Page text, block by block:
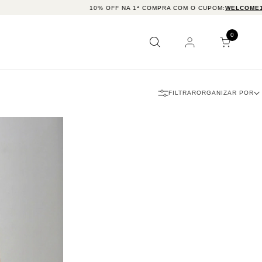
10% OFF NA 1ª COMPRA COM O CUPOM:WELCOME10
0
ORGANIZAR POR
FILTRAR